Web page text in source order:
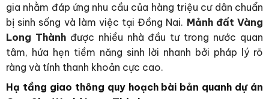
gia nhằm đáp ứng nhu cầu của hàng triệu cư dân chuẩn
bị sinh sống và làm việc tại Đồng Nai. Mảnh đất Vàng
Long Thànhđược nhiều nhà đầu tư trong nước quan
tâm, hứa hẹn tiềm năng sinh lời nhanh bởi pháp lý rõ
ràng và tính thanh khoản cực cao.
Hạ tầng giao thông quy hoạch bài bản quanh dự án